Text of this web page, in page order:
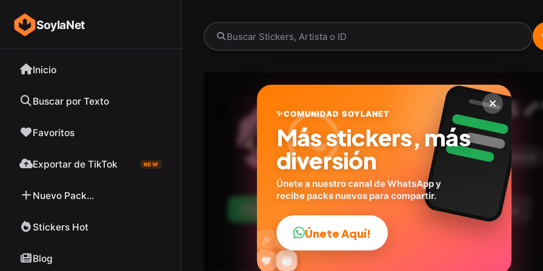
SoylaNet
Inicio
Buscar por Texto
Favoritos
Exportar de TikTok NEW
Nuevo Pack...
Stickers Hot
Blog
🐕 SnOoPy ReACtiOnS
@carols.zdio
19stickers 😍Tiernos Caricaturas
Agregar a favoritos
😎
😂
🔥
💬
❤️ ✨
🤩
😜
🎉 👍
✨COMUNIDAD SOYLANET
Más stickers, más
diversión
Únete a nuestro canal de WhatsApp y
recibe packs nuevos para compartir.
Únete Aquí!